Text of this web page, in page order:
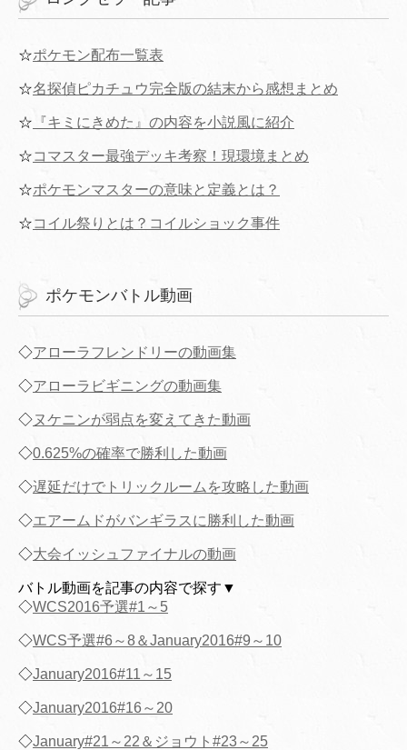
☆ポケモン配布一覧表
☆名探偵ピカチュウ完全版の結末から感想まとめ
☆ 『キミにきめた』の内容を小説風に紹介
☆コマスター最強デッキ考察！現環境まとめ
☆ポケモンマスターの意味と定義とは？
☆コイル祭りとは？コイルショック事件
ポケモンバトル動画
◇アローラフレンドリーの動画集
◇アローラビギニングの動画集
◇ヌケニンが弱点を変えてきた動画
◇0.625%の確率で勝利した動画
◇遅延だけでトリックルームを攻略した動画
◇エアームドがバンギラスに勝利した動画
◇大会イッシュファイナルの動画
バトル動画を記事の内容で探す▼
◇WCS2016予選#1～5
◇WCS予選#6～8＆January2016#9～10
◇January2016#11～15
◇January2016#16～20
◇January#21～22＆ジョウト#23～25